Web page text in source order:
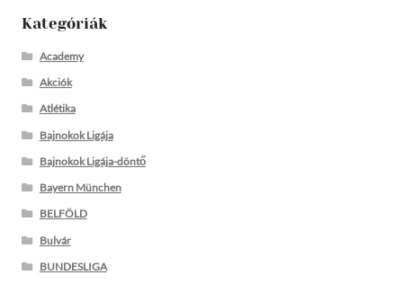
Kategóriák
Academy
Akciók
Atlétika
Bajnokok Ligája
Bajnokok Ligája-döntő
Bayern München
BELFÖLD
Bulvár
BUNDESLIGA